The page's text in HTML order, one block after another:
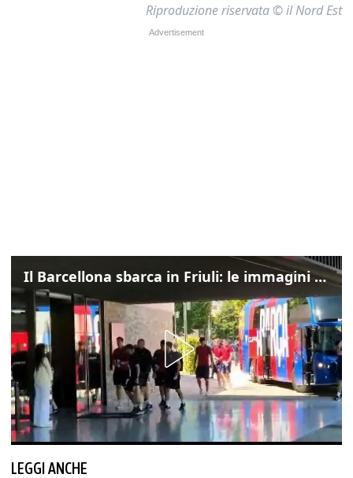
Riproduzione riservata © il Nord Est
Il Barcellona sbarca in Friuli: le immagini dell'arrivo in albergo
LEGGI ANCHE